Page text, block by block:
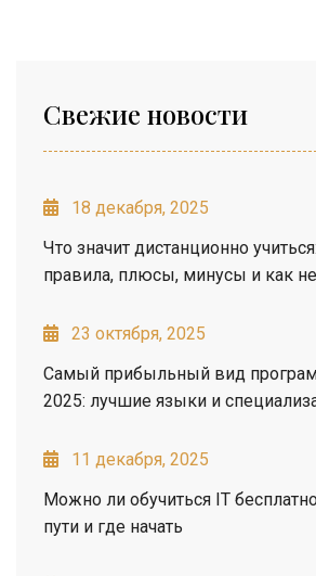
Свежие новости
18 декабря, 2025
Что значит дистанционно
правила, плюсы, минусы и как
23 октября, 2025
Самый прибыльный вид
2025: лучшие языки и
11 декабря, 2025
Можно ли обучиться IT
пути и где начать